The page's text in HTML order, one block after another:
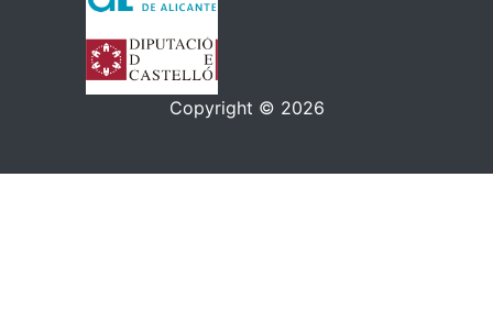
Copyright © 2026